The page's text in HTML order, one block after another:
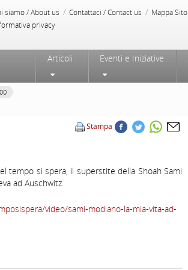
siamo / About us / Contattaci / Contact us / Mappa Sito
privacy
Articoli Eventi e Iniziative
Stampa
tempo si spera, il superstite della Shoah Sami
ad Auschwitz.
video/sami-modiano-la-mia-vita-ad-